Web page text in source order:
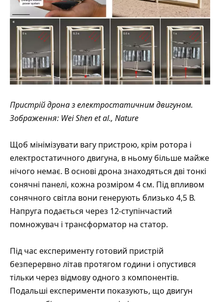
Пристрій дрона з електростатичним двигуном.
Зображення: Wei Shen et al., Nature
Щоб мінімізувати вагу пристрою, крім ротора і
електростатичного двигуна, в ньому більше майже
нічого немає. В основі дрона знаходяться дві тонкі
сонячні панелі, кожна розміром 4 см. Під впливом
сонячного світла вони генерують близько 4,5 В.
Напруга подається через 12-ступінчастий
помножувач і трансформатор на статор.
Під час експерименту готовий пристрій
безперервно літав протягом години і опустився
тільки через відмову одного з компонентів.
Подальші експерименти показують, що двигун